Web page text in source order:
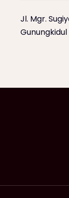
Jl. Mgr.
Gunungkidul